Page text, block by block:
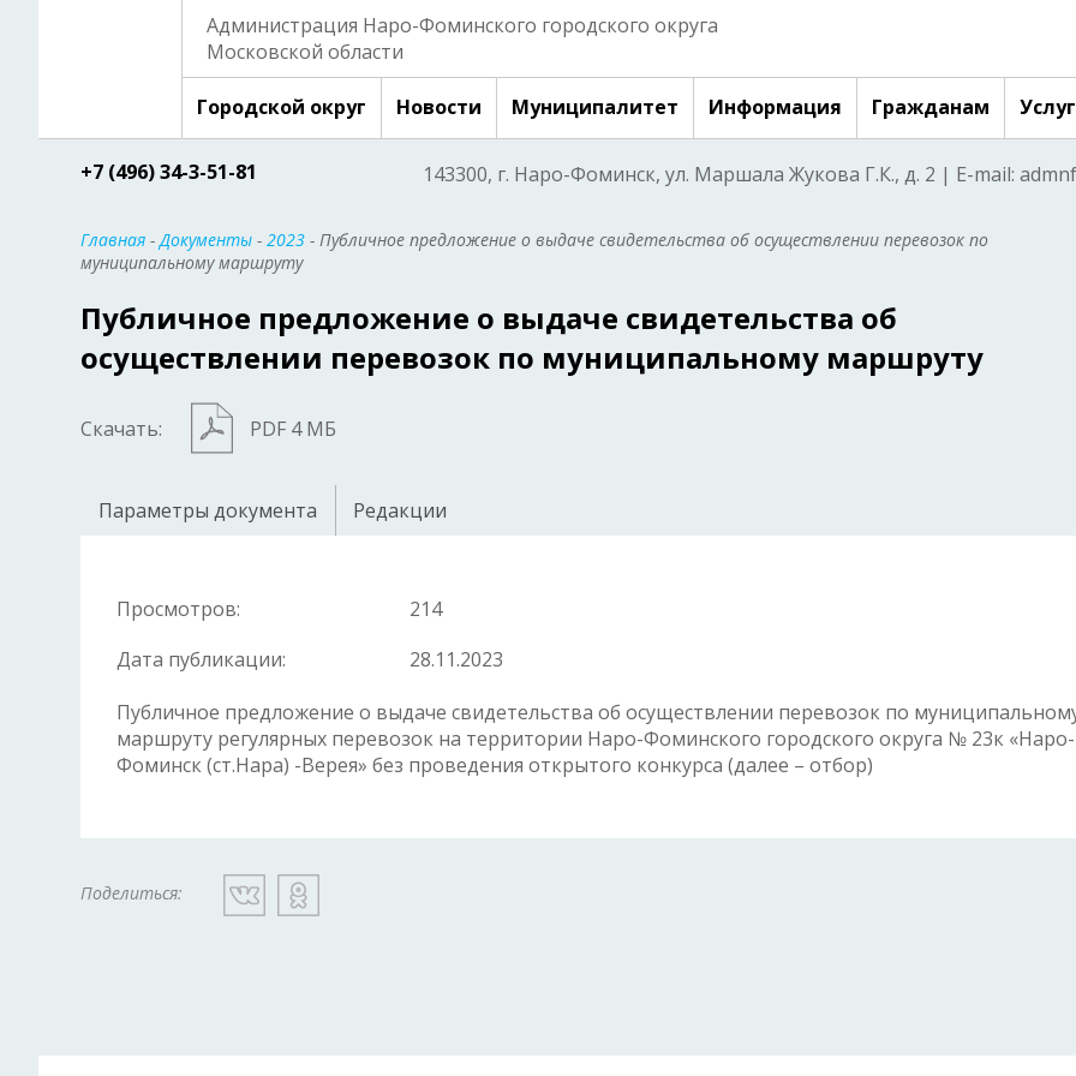
Администрация Наро-Фоминского городского округа
Московской области
Городской округ Новости Муниципалитет Информация Гражданам
+7 (496) 34-3-51-81 143300, г. Наро-Фоминск, ул. Маршала Жукова Г.К., д. 2 | E-mail:
Главная -Документы - 2023 - Публичное предложение о выдаче свидетельства об осуществлении перевозок по
муниципальному маршруту
Публичное предложение о выдаче свидетельства об
осуществлении перевозок по муниципальному маршруту
Скачать: PDF 4 МБ
Параметры документа Редакции
Просмотров:
214
Дата публикации:
28.11.2023
Публичное предложение о выдаче свидетельства об осуществлении перевозок по
маршруту регулярных перевозок на территории Наро-Фоминского городского округа № 23к «Наро-
Фоминск (ст.Нара) -Верея» без проведения открытого конкурса (далее – отбор)
Поделиться: